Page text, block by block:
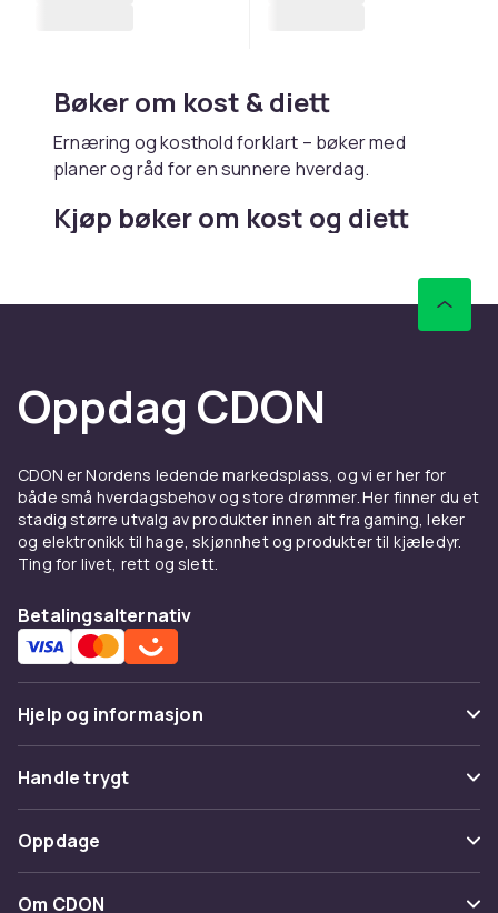
Bøker om kost & diett
Ernæring og kosthold forklart – bøker med
planer og råd for en sunnere hverdag.
Kjøp bøker om kost og diett
Oppdag CDON
CDON er Nordens ledende markedsplass, og vi er her for
både små hverdagsbehov og store drømmer. Her finner du et
stadig større utvalg av produkter innen alt fra gaming, leker
og elektronikk til hage, skjønnhet og produkter til kjæledyr.
Ting for livet, rett og slett.
Betalingsalternativ
Hjelp og informasjon
Vanlige spørsmål
Spor pakke
Angre & returner her
Kontakt oss
Handle trygt
Betaling
Levering
Oppdage
Kategorier
Om CDON